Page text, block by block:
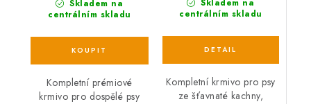
Skladem na
centrálním skladu
Kompletní prémiové
krmivo pro dospělé psy
Skladem na
centrálním skladu
Kompletní krmivo pro psy
ze šťavnaté kachny,